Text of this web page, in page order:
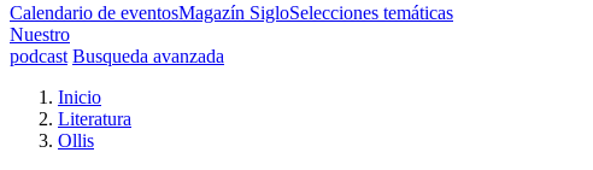
Calendario de eventosMagazín SigloSelecciones temáticas
Nuestro
podcast Busqueda avanzada
Inicio
Literatura
Ollis